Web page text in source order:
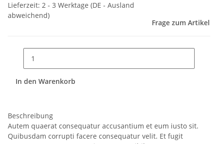
Lieferzeit: 2 - 3 Werktage (DE - Ausland
abweichend)
Frage zum Artikel
In den Warenkorb
Beschreibung
Autem quaerat consequatur accusantium et eum iusto sit.
Quibusdam corrupti facere consequatur velit. Et fugit